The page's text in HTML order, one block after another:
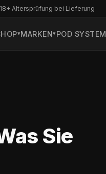
Altersprüfung bei Lieferung
MARKEN POD SYSTEM
Sie